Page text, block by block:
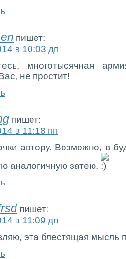
пишет:
в 10:03 дп
многотысячная
не простит!
пишет:
в 11:18 пп
автору. Возможно, в
аналогичную затею.
пишет:
в 11:09 дп
эта блестящая мысль